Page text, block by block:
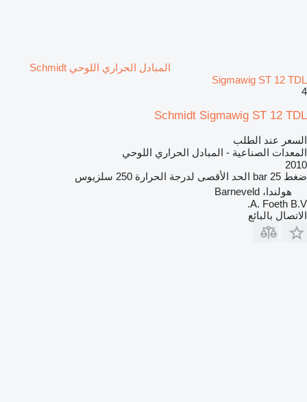
المبادل الحراري اللوحي Schmidt
Sigmawig ST 12 TDL
4
Schmidt Sigmawig ST 12 TDL
السعر عند الطلب
المعدات الصناعية - المبادل الحراري اللوحي
2010
ضغط 25 bar الحد الأقصى لدرجة الحرارة 250 سلزيوس
هولندا، Barneveld
A. Foeth B.V.
الاتصال بالبائع